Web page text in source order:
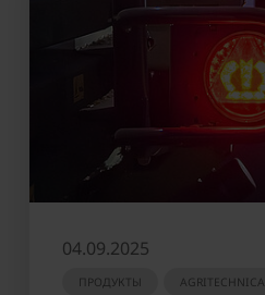
04.09.2025
ПРОДУКТЫ AGRITECHNICA